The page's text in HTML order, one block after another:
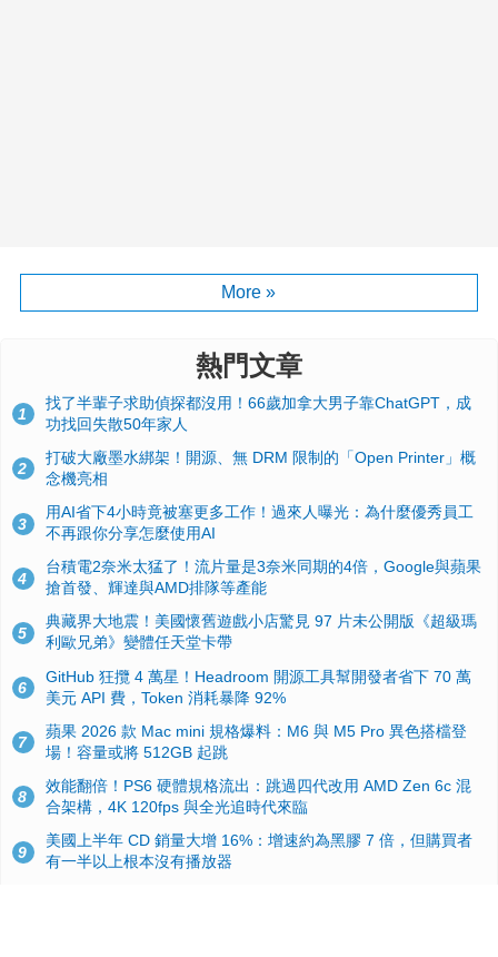
More »
熱門文章
1
找了半輩子求助偵探都沒用！66歲加拿大男子靠ChatGPT，成
功找回失散50年家人
2
打破大廠墨水綁架！開源、無 DRM 限制的「Open Printer」概
念機亮相
3
用AI省下4小時竟被塞更多工作！過來人曝光：為什麼優秀員工
不再跟你分享怎麼使用AI
4
台積電2奈米太猛了！流片量是3奈米同期的4倍，Google與蘋果
搶首發、輝達與AMD排隊等產能
5
典藏界大地震！美國懷舊遊戲小店驚見 97 片未公開版《超級瑪
利歐兄弟》變體任天堂卡帶
6
GitHub 狂攬 4 萬星！Headroom 開源工具幫開發者省下 70 萬
美元 API 費，Token 消耗暴降 92%
7
蘋果 2026 款 Mac mini 規格爆料：M6 與 M5 Pro 異色搭檔登
場！容量或將 512GB 起跳
8
效能翻倍！PS6 硬體規格流出：跳過四代改用 AMD Zen 6c 混
合架構，4K 120fps 與全光追時代來臨
9
美國上半年 CD 銷量大增 16%：增速約為黑膠 7 倍，但購買者
有一半以上根本沒有播放器